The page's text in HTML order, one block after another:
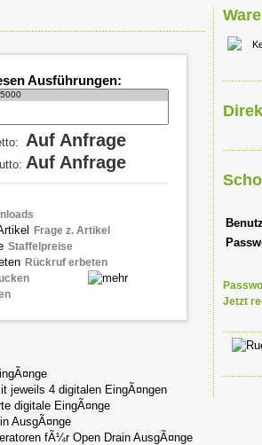
Ausführungen:
Auf Anfrage
Auf Anfrage
Frage z. Artikel
Staffelpreise
Rückruf erbeten
jeweils 4 digitalen EingÃ¤ngen
digitale EingÃ¤nge
AusgÃ¤nge
fÃ¼r Open Drain AusgÃ¤nge
Jetzt